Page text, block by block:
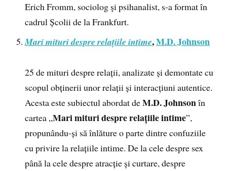
Erich Fromm, sociolog şi psihanalist, s-a format în
cadrul Școlii de la Frankfurt.
Mari mituri despre relațiile intime,M.D. Johnson
25 de mituri despre relații, analizate și demontate cu
scopul obținerii unor relații și interacțiuni autentice.
Acesta este subiectul abordat deM.D. Johnsonîn
cartea „Mari mituri despre relațiile intime”,
propunându-și să înlăture o parte dintre confuziile
cu privire la relațiile intime. De la cele despre sex
până la cele despre atracție și curtare, despre